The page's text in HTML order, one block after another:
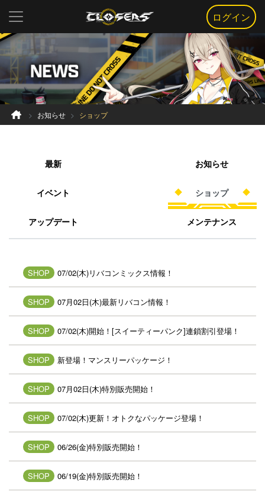
ログイン
お知らせ ショップ
最新 お知らせ
イベント ショップ
アップデート メンテナンス
SHOP 07/02(木)リバコンミックス情報！
SHOP 07月02日(木)最新リバコン情報！
SHOP 07/02(木)開始！[スイーティーパンク]連鎖割引登場！
SHOP 新登場！マンスリーパッケージ！
SHOP 07月02日(木)特別販売開始！
SHOP 07/02(木)更新！オトクなパッケージ登場！
SHOP 06/26(金)特別販売開始！
SHOP 06/19(金)特別販売開始！